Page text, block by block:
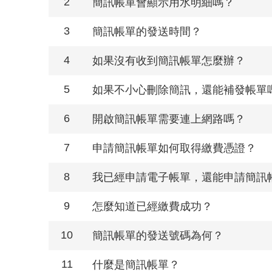
簡訊帳單會顯示用水明細嗎？
3 簡訊帳單的發送時間？
4 如果沒有收到簡訊帳單怎麼辦？
5 如果不小心刪除簡訊，還能補發帳單
6 開啟簡訊帳單需要連上網路嗎？
7 申請簡訊帳單如何取得繳費憑證？
8 我已經申請電子帳單，還能申請簡訊
9 怎麼知道已經繳費成功？
10 簡訊帳單的發送號碼為何？
11 什麼是簡訊帳單？